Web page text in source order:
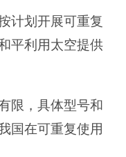
计划开展可重复
平利用太空提供
限，具体型号和
国在可重复使用